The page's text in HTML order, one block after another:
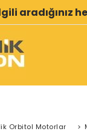
aradığınız
Orbitol Motorlar >